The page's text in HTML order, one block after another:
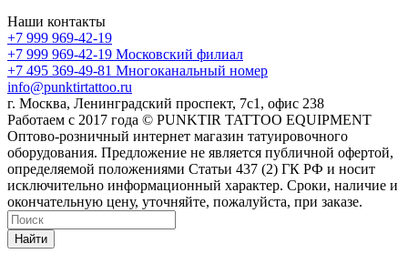
Наши контакты
+7 999 969-42-19
+7 999 969-42-19 Московский филиал
+7 495 369-49-81 Многоканальный номер
info@punktirtattoo.ru
г. Москва, Ленинградский проспект, 7с1, офис 238
Работаем с 2017 года © PUNKTIR TATTOO EQUIPMENT
Оптово-розничный интернет магазин татуировочного
оборудования. Предложение не является публичной офертой,
определяемой положениями Статьи 437 (2) ГК РФ и носит
исключительно информационный характер. Сроки, наличие и
окончательную цену, уточняйте, пожалуйста, при заказе.
Найти